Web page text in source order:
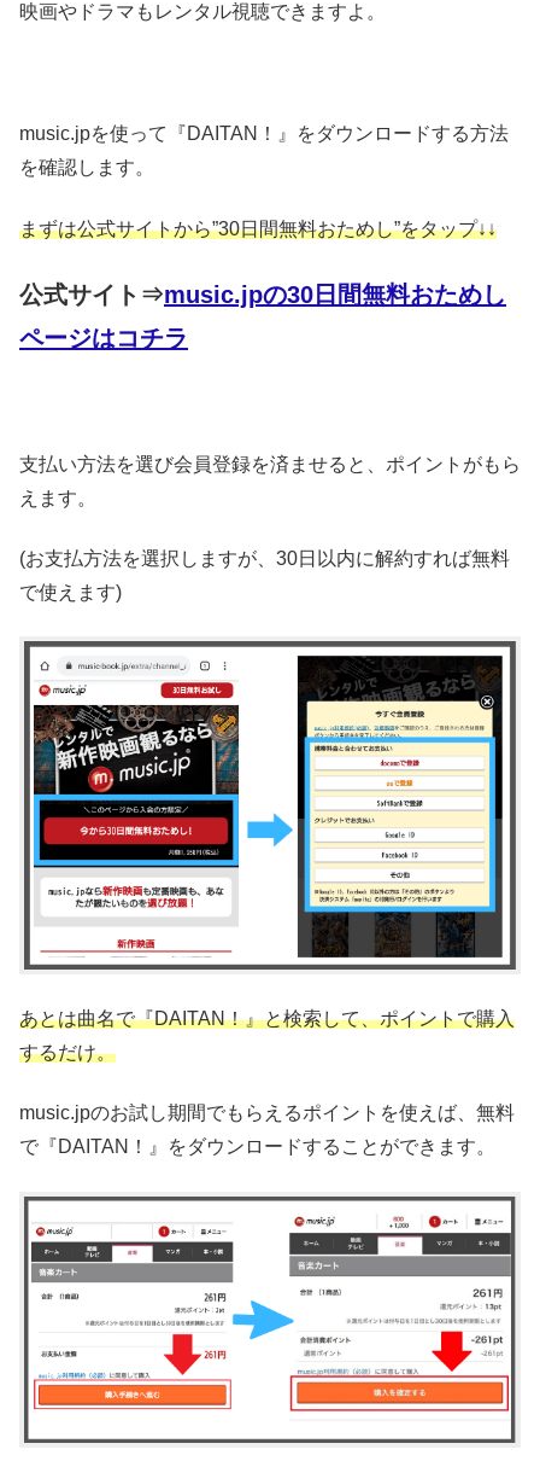
映画やドラマもレンタル視聴できますよ。
music.jpを使って『DAITAN！』をダウンロードする方法
を確認します。
まずは公式サイトから”30日間無料おためし”をタップ↓↓
公式サイト⇒music.jpの30日間無料おためし
ページはコチラ
支払い方法を選び会員登録を済ませると、ポイントがもら
えます。
(お支払方法を選択しますが、30日以内に解約すれば無料
で使えます)
あとは曲名で『DAITAN！』と検索して、ポイントで購入
するだけ。
music.jpのお試し期間でもらえるポイントを使えば、無料
で『DAITAN！』をダウンロードすることができます。